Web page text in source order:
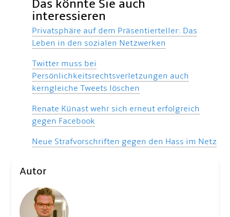
Autor
Das könnte Sie auch
interessieren
Privatsphäre auf dem Präsentierteller: Das
Leben in den sozialen Netzwerken
Twitter muss bei
Persönlichkeitsrechtsverletzungen auch
kerngleiche Tweets löschen
Renate Künast wehr sich erneut erfolgreich
gegen Facebook
Neue Strafvorschriften gegen den Hass im Netz